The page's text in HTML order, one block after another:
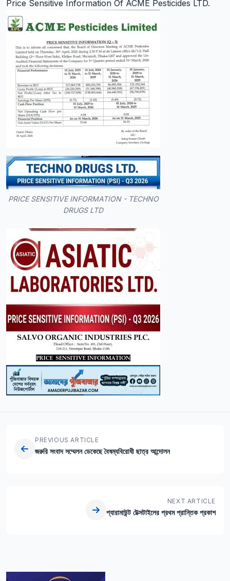
Price Sensitive Information Of ACME Pesticides LTD.
PRICE SENSITIVE INFORMATION - TECHNO
DRUGS LTD
PREVIOUS ARTICLE
জরুরি সংবাদ সম্মেলন ডেকেছে বৈষম্যবিরোধী ছাত্র আন্দোলন
NEXT ARTICLE
প্যারামাউন্ট টেক্সটাইলের প্রথম প্রান্তিক প্রকাশ